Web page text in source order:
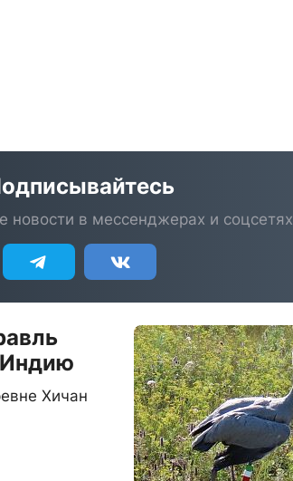
новости в мессенджерах и соцсетях
Индию
Хичан